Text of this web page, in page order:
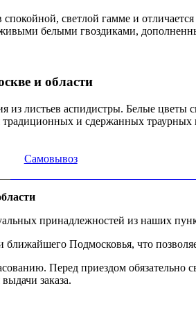
светлой гамме и
белыми гвоздиками,
и области
из листьев аспидистры. Белые
традиционных и сдержанных траурных
Самовывоз
принадлежностей из наших
Подмосковья, что
Перед приездом
заказа.